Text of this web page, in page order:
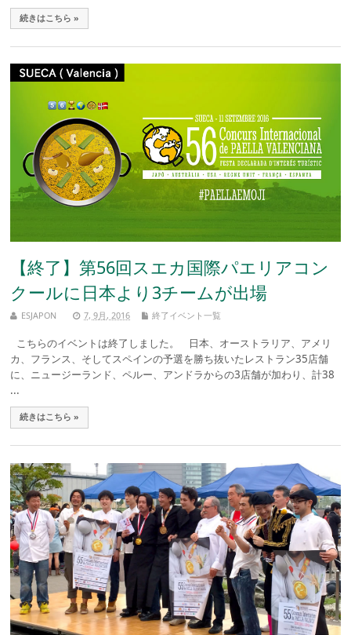
続きはこちら »
【終了】第56回スエカ国際パエリアコン
クールに日本より3チームが出場
ESJAPON 7, 9月, 2016 終了イベント一覧
こちらのイベントは終了しました。 日本、オーストラリア、アメリ
カ、フランス、そしてスペインの予選を勝ち抜いたレストラン35店舗
に、ニュージーランド、ペルー、アンドラからの3店舗が加わり、計38
...
続きはこちら »